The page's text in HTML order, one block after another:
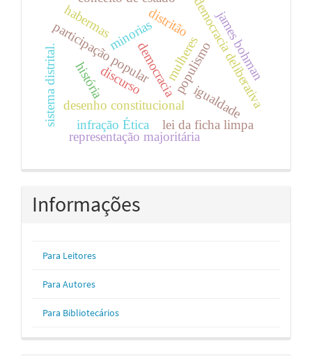
democracia
participação popular populismo
desenho constitucional
história democracia deliberativa
minoriasdistritão
igualdade
mulheres
lei da ficha limpa
james bohman
sistema distrital.
representação majoritária
habermas
discurso
infração Ética
Informações
Para Leitores
Para Autores
Para Bibliotecários